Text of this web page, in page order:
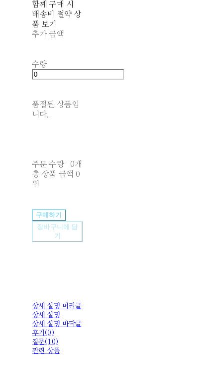
함께 구매 시
배송비 절약 상
품 보기
추가 금액
수량
품절된 상품입
니다.
주문 수량
0개
총 상품 금액 0
원
구매하기
장바구니에 담
기
상세 설명 머리글
상세 설명
상세 설명 바닥글
후기(0)
질문(10)
관련 상품